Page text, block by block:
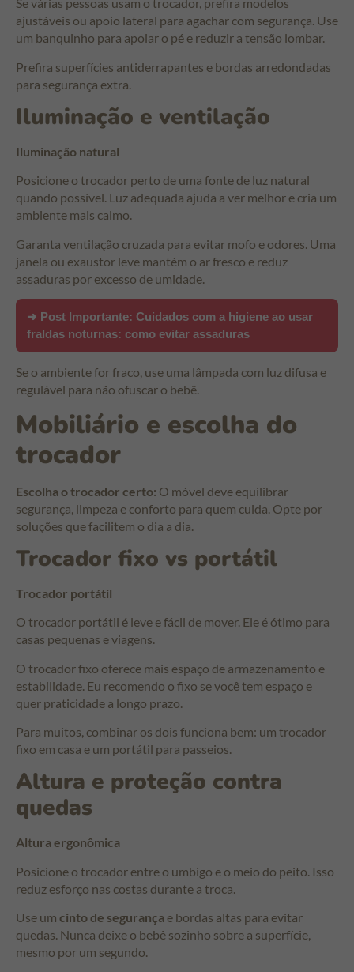
ajustáveis ou apoio lateral para agachar com segurança. Use
um banquinho para apoiar o pé e reduzir a tensão lombar.
Prefira superfícies antiderrapantes e bordas arredondadas
para segurança extra.
Iluminação e ventilação
Iluminação natural
Posicione o trocador perto de uma fonte de luz natural
quando possível. Luz adequada ajuda a ver melhor e cria um
ambiente mais calmo.
Garanta ventilação cruzada para evitar mofo e odores. Uma
janela ou exaustor leve mantém o ar fresco e reduz
assaduras por excesso de umidade.
➜ Post Importante: Cuidados com a higiene ao usar
fraldas noturnas: como evitar assaduras
Se o ambiente for fraco, use uma lâmpada com luz difusa e
regulável para não ofuscar o bebê.
Mobiliário e escolha do
trocador
Escolha o trocador certo: O móvel deve equilibrar
segurança, limpeza e conforto para quem cuida. Opte por
soluções que facilitem o dia a dia.
Trocador fixo vs portátil
Trocador portátil
O trocador portátil é leve e fácil de mover. Ele é ótimo para
casas pequenas e viagens.
O trocador fixo oferece mais espaço de armazenamento e
estabilidade. Eu recomendo o fixo se você tem espaço e
quer praticidade a longo prazo.
Para muitos, combinar os dois funciona bem: um trocador
fixo em casa e um portátil para passeios.
Altura e proteção contra
quedas
Altura ergonômica
Posicione o trocador entre o umbigo e o meio do peito. Isso
reduz esforço nas costas durante a troca.
Use um cinto de segurança e bordas altas para evitar
quedas. Nunca deixe o bebê sozinho sobre a superfície,
mesmo por um segundo.